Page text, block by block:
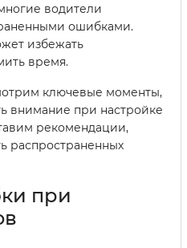
водители
ошибками.
избежать
время.
ключевые моменты,
внимание при настройке
рекомендации,
распространенных
при